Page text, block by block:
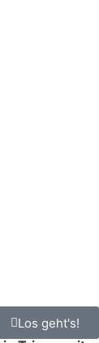
Los geht's!